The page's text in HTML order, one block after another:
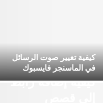
كيفية تغيير صوت الرسائل
في الماسنجر فايسبوك
كيفية إضافة رابط